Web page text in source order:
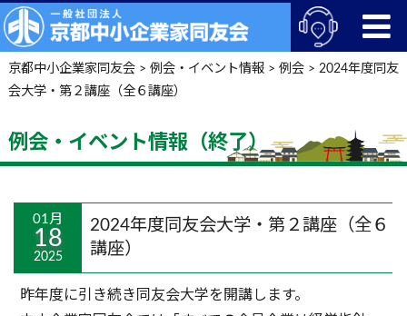
京都中小企業家同友会> 例会・イベント情報> 例会> 2024年度同友
会大学・第２講座（全６講座）
例会・イベント情報（終了）
01月
18
2025
2024年度同友会大学・第２講座（全６
講座）
昨年度に引き続き同友会大学を開講します。